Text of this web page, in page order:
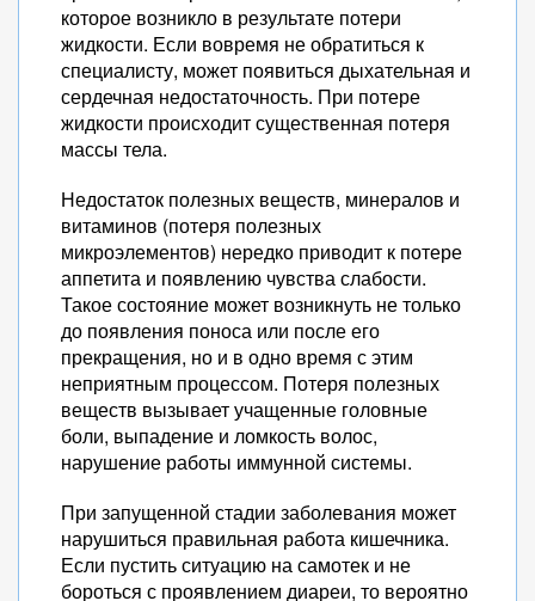
которое возникло в результате потери
жидкости. Если вовремя не обратиться к
специалисту, может появиться дыхательная и
сердечная недостаточность. При потере
жидкости происходит существенная потеря
массы тела.
Недостаток полезных веществ, минералов и
витаминов (потеря полезных
микроэлементов) нередко приводит к потере
аппетита и появлению чувства слабости.
Такое состояние может возникнуть не только
до появления поноса или после его
прекращения, но и в одно время с этим
неприятным процессом. Потеря полезных
веществ вызывает учащенные головные
боли, выпадение и ломкость волос,
нарушение работы иммунной системы.
При запущенной стадии заболевания может
нарушиться правильная работа кишечника.
Если пустить ситуацию на самотек и не
бороться с проявлением диареи, то вероятно